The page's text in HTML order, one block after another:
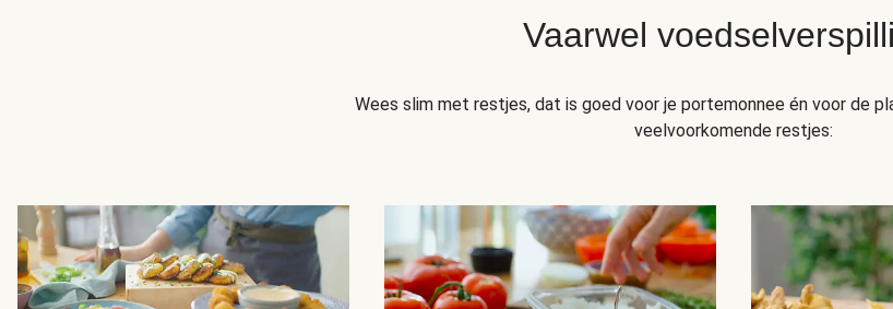
Vaarwel
Wees slim met restjes, dat is goed voor je portemonnee én voor de
veelvoorkomende restjes: